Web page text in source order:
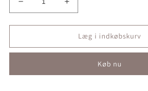
Reducer
antallet
for
Fodbadesalt
250
Øg
antallet
for
Éternel
Fodbadesalt
250
Læg i indkøbskurv
Køb nu